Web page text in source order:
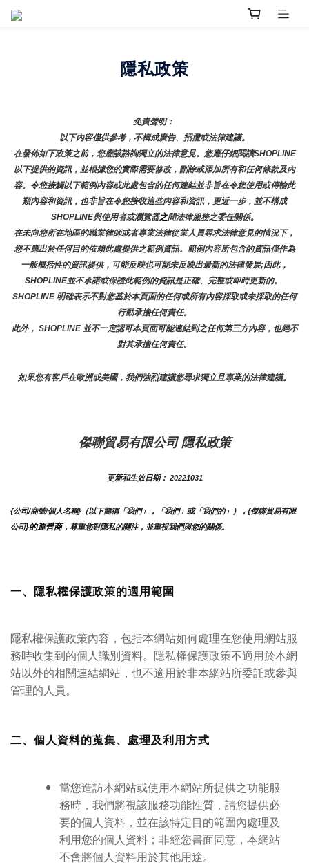
隱私政策
免責聲明：
以下內容僅供參考，不構成廣告、招攬或法律建議。
在發佈如下政策之前，您應該諮詢獨立的法律意見。您應仔細閱讀SHOPLINE
以下提供的資訊，並根據您的實際需要修改，刪除或添加所有和任何條款及內
容。令您接觸以下範例內容或此處包含的任何連結並非旨在令您使用或傳輸此
類內容和資訊，也非旨在令您接收這些內容和資訊，更近一步，並不構成
SHOPLINE與使用者或瀏覽器之間法律服務之委任關係。
在未向您所在地區的職業律師或者專業法律從業人員尋求法律意見的情況下，
您不應出於任何目的依賴此處提供之範例資訊。範例內容所包含的資訊僅作為
一般概括性的資訊提供，可能反映也可能未反映出最新的法律發展;因此，
SHOPLINE並不承諾或保證此範例的資訊是正確、完整或即時更新的。
SHOPLINE 明確表示不對您基於本頁面的任何或所有內容採取或未採取的任何
行動承擔任何責任。
此外， SHOPLINE 並不一定認可本頁面可能連結到之任何第三方內容，也絕不
對其承擔任何責任。
如果您有客戶在歐洲或美國，我們強烈建議您尋求獨立且專業的法律建議。
傑聯貿易有限公司 隱私政策
更新和生效日期： 20221031
{公司/商號/個人名稱}（以下簡稱「我們」，「我們」或「我們的」），{傑聯貿易有限
公司}的運營商，尊重您對隱私的關注，並重視我們與您的關係。
一、隱私權保護政策的適用範圍
隱私權保護政策內容，包括本網站如何處理在您使用網站服
務時收集到的個人識別資料。隱私權保護政策不適用於本網
站以外的相關連結網站，也不適用於非本網站所委託或參與
管理的人員。
二、個人資料的蒐集、處理及利用方式
當您造訪本網站或使用本網站所提供之功能服
務時，我們將視該服務功能性質，請您提供必
要的個人資料，並在該特定目的範圍內處理及
利用您的個人資料；非經您書面同意，本網站
不會將個人資料用於其他用途。